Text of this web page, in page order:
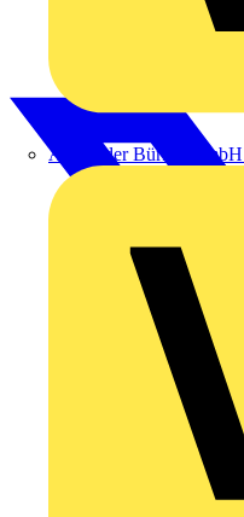
Alexander Bürkle